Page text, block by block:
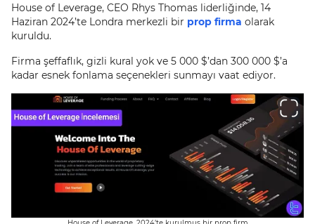
House of Leverage, CEO Rhys Thomas liderliğinde, 14
Haziran 2024’te Londra merkezli bir prop firma olarak
kuruldu.
Firma şeffaflık, gizli kural yok ve 5 000 $’dan 300 000 $’a
kadar esnek fonlama seçenekleri sunmayı vaat ediyor.